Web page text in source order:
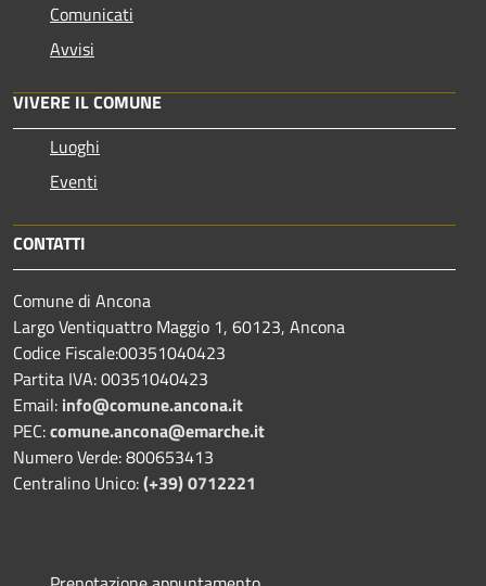
Comunicati
Avvisi
VIVERE IL COMUNE
Luoghi
Eventi
CONTATTI
Comune di Ancona
Largo Ventiquattro Maggio 1, 60123, Ancona
Codice Fiscale:00351040423
Partita IVA: 00351040423
Email: info@comune.ancona.it
PEC:comune.ancona@emarche.it
Numero Verde: 800653413
Centralino Unico:(+39) 0712221